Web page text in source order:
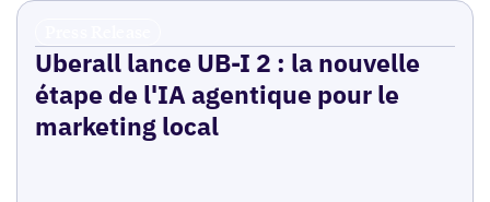
Uberall lance UB-I 2 : la nouvelle
étape de l'IA agentique pour le
marketing local